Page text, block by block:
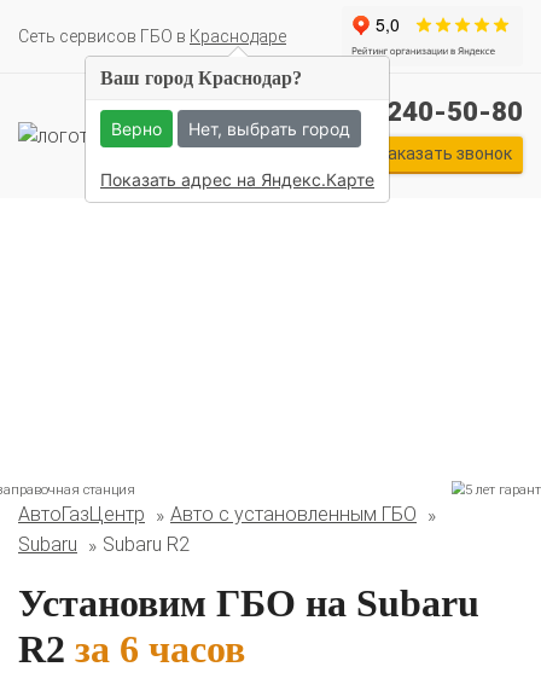
Cеть сервисов ГБО в Краснодаре
Комплекты ГБО на иномарки:
Lexus
+7 (861) 240-50-80
Заказать звонок
АвтоГазЦентр
Авто с установленным ГБО
Subaru
Subaru R2
Установим ГБО на Subaru
R2 за 6 часов
Ваш город Краснодар?
Верно Нет, выбрать город
Показать адрес на Яндекс.Карте